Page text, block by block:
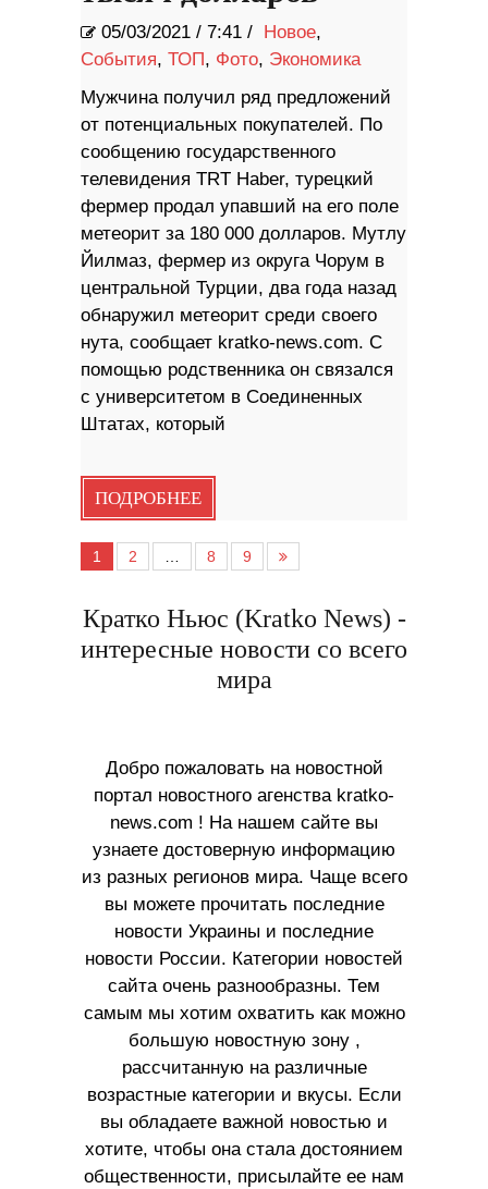
05/03/2021 / 7:41 / Новое,
События, ТОП, Фото, Экономика
Мужчина получил ряд предложений
от потенциальных покупателей. По
сообщению государственного
телевидения TRT Haber, турецкий
фермер продал упавший на его поле
метеорит за 180 000 долларов. Мутлу
Йилмаз, фермер из округа Чорум в
центральной Турции, два года назад
обнаружил метеорит среди своего
нута, сообщает kratko-news.com. С
помощью родственника он связался
с университетом в Соединенных
Штатах, который
ПОДРОБНЕЕ
1 2 8 9
Кратко Ньюс (Kratko News) -
интересные новости со всего
мира
Добро пожаловать на новостной
портал новостного агенства kratko-
news.com ! На нашем сайте вы
узнаете достоверную информацию
из разных регионов мира. Чаще всего
вы можете прочитать последние
новости Украины и последние
новости России. Категории новостей
сайта очень разнообразны. Тем
самым мы хотим охватить как можно
большую новостную зону ,
рассчитанную на различные
возрастные категории и вкусы. Если
вы обладаете важной новостью и
хотите, чтобы она стала достоянием
общественности, присылайте ее нам